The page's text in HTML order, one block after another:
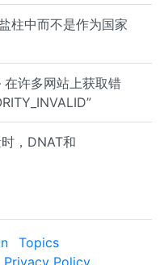
柱中而不是作为国家
许多网站上获取错
，DNAT和
Topics
Privacy Policy